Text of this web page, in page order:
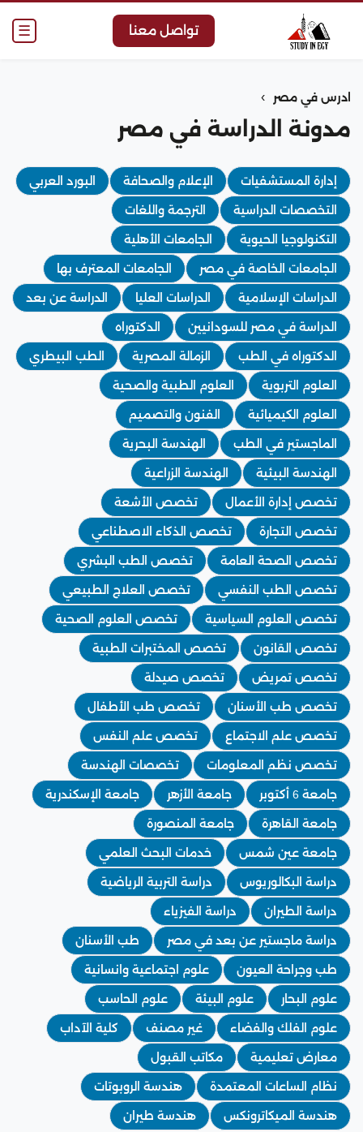
☰ تواصل معنا
ادرس في مصر ›
مدونة الدراسة في مصر
إدارة المستشفيات الإعلام والصحافة البورد العربي
التخصصات الدراسية الترجمة واللغات
التكنولوجيا الحيوية الجامعات الأهلية
الجامعات الخاصة في مصر الجامعات المعترف بها
الدراسات الإسلامية الدراسات العليا الدراسة عن بعد
الدراسة في مصر للسودانيين الدكتوراه
الدكتوراه في الطب الزمالة المصرية الطب البيطري
العلوم التربوية العلوم الطبية والصحية
العلوم الكيميائية الفنون والتصميم
الماجستير في الطب الهندسة البحرية
الهندسة البيئية الهندسة الزراعية
تخصص إدارة الأعمال تخصص الأشعة
تخصص التجارة تخصص الذكاء الاصطناعي
تخصص الصحة العامة تخصص الطب البشري
تخصص الطب النفسي تخصص العلاج الطبيعي
تخصص العلوم السياسية تخصص العلوم الصحية
تخصص القانون تخصص المختبرات الطبية
تخصص تمريض تخصص صيدلة
تخصص طب الأسنان تخصص طب الأطفال
تخصص علم الاجتماع تخصص علم النفس
تخصص نظم المعلومات تخصصات الهندسة
جامعة 6 أكتوبر جامعة الأزهر جامعة الإسكندرية
جامعة القاهرة جامعة المنصورة
جامعة عين شمس خدمات البحث العلمي
دراسة البكالوريوس دراسة التربية الرياضية
دراسة الطيران دراسة الفيزياء
دراسة ماجستير عن بعد في مصر طب الأسنان
طب وجراحة العيون علوم اجتماعية وانسانية
علوم البحار علوم البيئة علوم الحاسب
علوم الفلك والفضاء غير مصنف كلية الآداب
معارض تعليمية مكاتب القبول
نظام الساعات المعتمدة هندسة الروبوتات
هندسة الميكاترونكس هندسة طيران